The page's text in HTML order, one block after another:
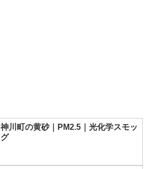
神川町の黄砂｜PM2.5｜光化学スモッ
グ